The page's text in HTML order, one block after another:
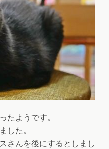
たようです。
した。
さんを後にするとしまし